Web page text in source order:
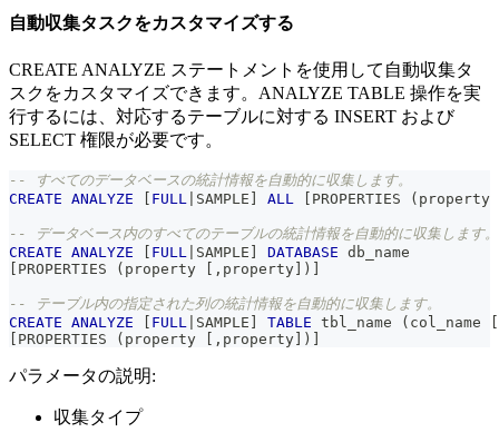
自動収集タスクをカスタマイズする
CREATE ANALYZE ステートメントを使用して自動収集タ
スクをカスタマイズできます。ANALYZE TABLE 操作を実
行するには、対応するテーブルに対する INSERT および
SELECT 権限が必要です。
-- すべてのデータベースの統計情報を自動的に収集します。
CREATE ANALYZE FULL SAMPLE ALL PROPERTIES ( property
-- データベース内のすべてのテーブルの統計情報を自動的に収集します。
CREATE ANALYZE FULL SAMPLE DATABASE db_name
PROPERTIES ( property , property )
-- テーブル内の指定された列の統計情報を自動的に収集します。
CREATE ANALYZE FULL SAMPLE TABLE tbl_name ( col_name
PROPERTIES ( property , property )
パラメータの説明:
収集タイプ